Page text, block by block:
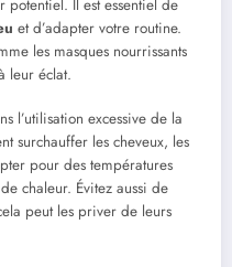
potentiel. Il est essentiel de
et d’adapter votre routine.
les masques nourrissants
leur éclat.
l’utilisation excessive de la
surchauffer les cheveux, les
pour des températures
chaleur. Évitez aussi de
peut les priver de leurs